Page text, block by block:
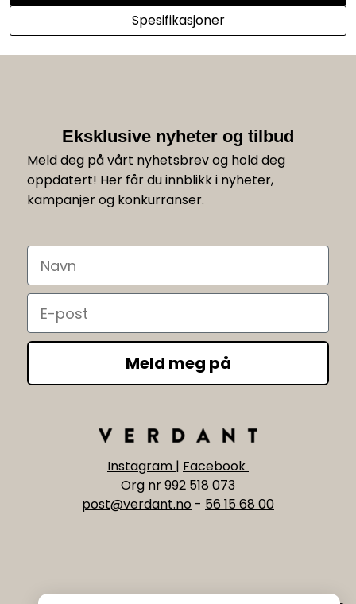
Spesifikasjoner
Eksklusive nyheter og tilbud
Meld deg på vårt nyhetsbrev og hold deg
oppdatert! Her får du innblikk i nyheter,
kampanjer og konkurranser.
Navn
Email
Meld meg på
Instagram | Facebook
Org nr 992 518 073
post@verdant.no - 56 15 68 00